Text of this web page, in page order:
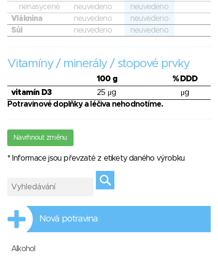
nenasycené
neuvedeno
neuvedeno
Vláknina
neuvedeno
neuvedeno
Sůl
neuvedeno neuvedeno
Vitamíny / minerály / stopové prvky
100 g
% DDD
vitamín D3
25 μg
μg
Potravinové doplňky a léčiva nehodnotíme.
Navrhnout změnu
* Informace jsou převzaté z etikety daného výrobku
Nová potravina
Alkohol